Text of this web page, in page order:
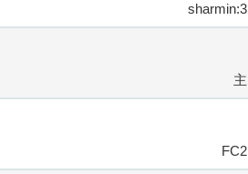
sharmin:3
主
FC2